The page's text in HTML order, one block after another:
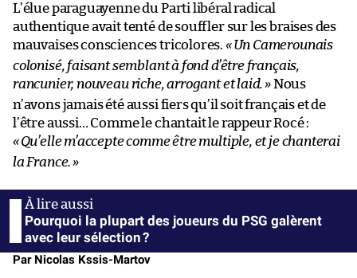
L’élue paraguayenne du Parti libéral radical
authentique avait tenté de souffler sur les braises des
mauvaises consciences tricolores. «Un Camerounais
colonisé, faisant semblant à fond d’être français,
rancunier, nouveau riche, arrogant et laid.»Nous
n’avons jamais été aussi fiers qu’il soit français et de
l’être aussi… Comme le chantait le rappeur Rocé :
«Qu’elle m’accepte comme être multiple, et je chanterai
la France.»
Pourquoi la plupart des joueurs du PSG galèrent
avec leur sélection ?
Par Nicolas Kssis-Martov